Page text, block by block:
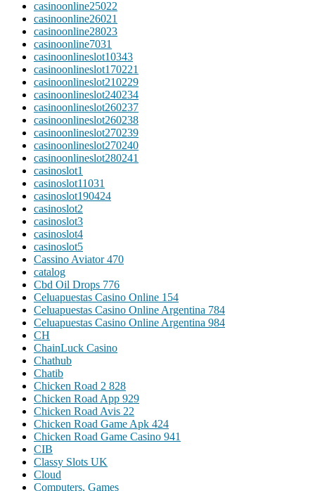
casinoonline25022
casinoonline26021
casinoonline28023
casinoonline7031
casinoonlineslot10343
casinoonlineslot170221
casinoonlineslot210229
casinoonlineslot240234
casinoonlineslot260237
casinoonlineslot260238
casinoonlineslot270239
casinoonlineslot270240
casinoonlineslot280241
casinoslot1
casinoslot11031
casinoslot190424
casinoslot2
casinoslot3
casinoslot4
casinoslot5
Cassino Aviator 470
catalog
Cbd Oil Drops 776
Celuapuestas Casino Online 154
Celuapuestas Casino Online Argentina 784
Celuapuestas Casino Online Argentina 984
CH
ChainLuck Casino
Chathub
Chatib
Chicken Road 2 828
Chicken Road App 929
Chicken Road Avis 22
Chicken Road Game Apk 424
Chicken Road Game Casino 941
CIB
Classy Slots UK
Cloud
Computers, Games